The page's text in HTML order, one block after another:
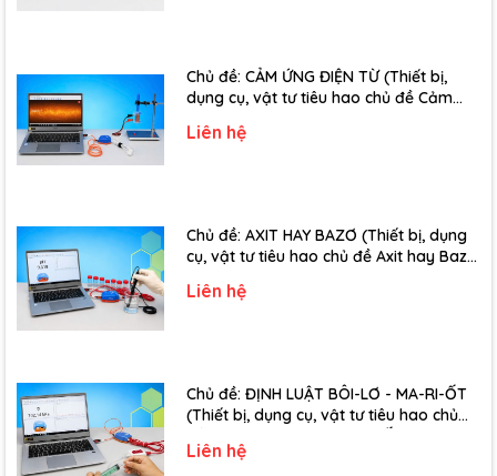
- Module điều khiển 2 cổng USB
- Động cơ Servo
- Động cơ DC giảm tốc
- Máy bơm mini
- Màn hình LCD 1602 hiển thị dữ liệu
- Đèn LED RGB đa màu và còi báo
- Hệ thống cảnh báo khí gas
- Mô hình tưới cây tự động
Chủ đề: CẢM ỨNG ĐIỆN TỪ (Thiết bị,
dụng cụ, vật tư tiêu hao chủ đề Cảm
Liên hệ
Chủ đề: AXIT HAY BAZƠ (Thiết bị, dụng
cụ, vật tư tiêu hao chủ đề Axit hay Bazơ
Liên hệ
Chủ đề: ĐỊNH LUẬT BÔI-LƠ - MA-RI-ỐT
(Thiết bị, dụng cụ, vật tư tiêu hao chủ
Liên hệ